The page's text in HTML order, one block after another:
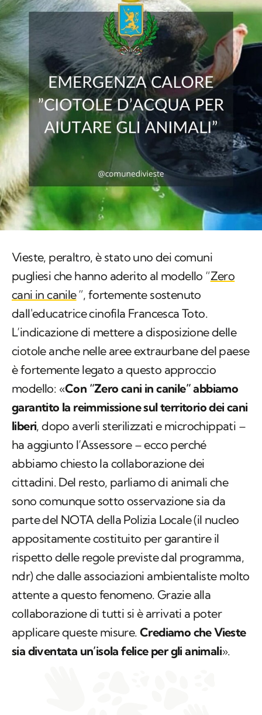
Vieste, peraltro, è stato uno dei comuni
pugliesi che hanno aderito al modello “Zero
cani in canile”, fortemente sostenuto
dall'educatrice cinofila Francesca Toto.
L’indicazione di mettere a disposizione delle
ciotole anche nelle aree extraurbane del paese
è fortemente legato a questo approccio
modello: «Con “Zero cani in canile” abbiamo
garantito la reimmissione sul territorio dei cani
liberi, dopo averli sterilizzati e microchippati –
ha aggiunto l’Assessore – ecco perché
abbiamo chiesto la collaborazione dei
cittadini. Del resto, parliamo di animali che
sono comunque sotto osservazione sia da
parte del NOTA della Polizia Locale (il nucleo
appositamente costituito per garantire il
rispetto delle regole previste dal programma,
ndr) che dalle associazioni ambientaliste molto
attente a questo fenomeno. Grazie alla
collaborazione di tutti si è arrivati a poter
applicare queste misure. Crediamo che Vieste
sia diventata un’isola felice per gli animali».